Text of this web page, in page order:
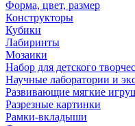
Форма, цвет, размер
Конструкторы
Кубики
Лабиринты
Мозаики
Набор для детского
Научные лаборатории и
Развивающие мягкие
Разрезные картинки
Рамки-вкладыши